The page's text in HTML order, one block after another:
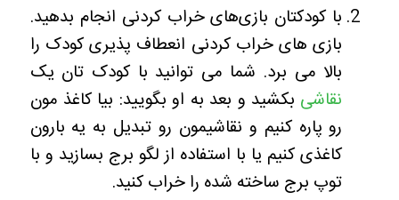
با کودکتان بازی‌های خراب کردنی انجام بدهید.
بازی های خراب کردنی انعطاف پذیری کودک را
بالا می برد. شما می توانید با کودک تان یک
نقاشی بکشید و بعد به او بگویید: بیا کاغذ مون
رو پاره کنیم و نقاشیمون رو تبدیل به یه بارون
کاغذی کنیم یا با استفاده از لگو برج بسازید و با
توپ برج ساخته شده را خراب کنید.